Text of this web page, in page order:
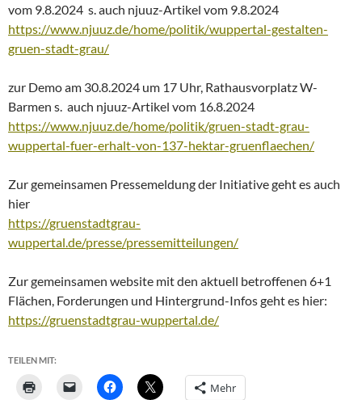
vom 9.8.2024 s. auch njuuz-Artikel vom 9.8.2024
https://www.njuuz.de/home/politik/wuppertal-gestalten-
gruen-stadt-grau/
zur Demo am 30.8.2024 um 17 Uhr, Rathausvorplatz W-
Barmen s. auch njuuz-Artikel vom 16.8.2024
https://www.njuuz.de/home/politik/gruen-stadt-grau-
wuppertal-fuer-erhalt-von-137-hektar-gruenflaechen/
Zur gemeinsamen Pressemeldung der Initiative geht es auch
hier
https://gruenstadtgrau-
wuppertal.de/presse/pressemitteilungen/
Zur gemeinsamen website mit den aktuell betroffenen 6+1
Flächen, Forderungen und Hintergrund-Infos geht es hier:
https://gruenstadtgrau-wuppertal.de/
TEILEN MIT:
Mehr